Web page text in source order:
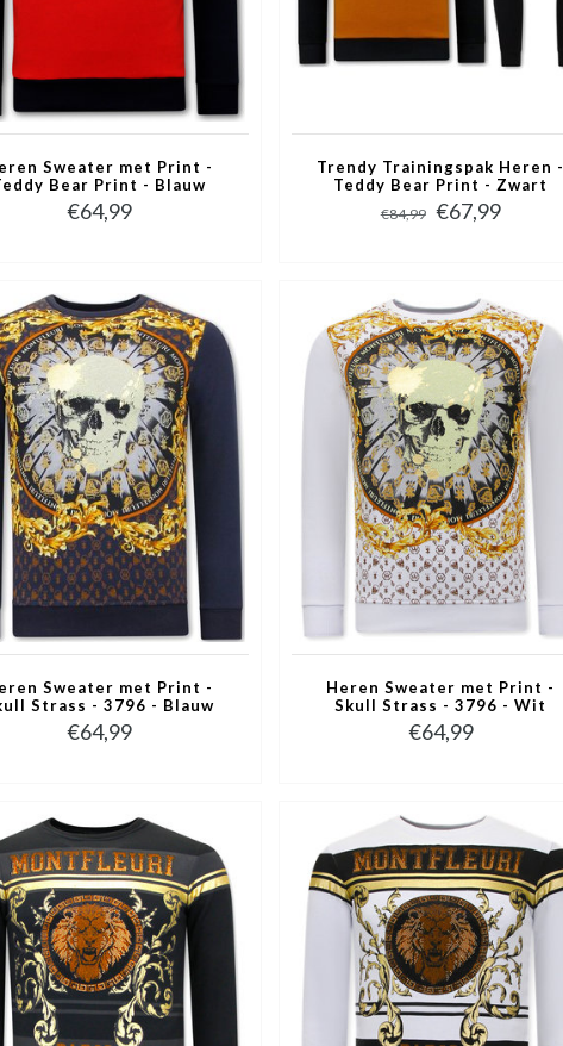
Sweater met Print -
Bear Print - Blauw
€64,99
Trendy Trainingspak Heren -
Teddy Bear Print - Zwart
€84,99 €67,99
Sweater met Print -
Strass - 3796 - Blauw
€64,99
Heren Sweater met Print -
Skull Strass - 3796 - Wit
€64,99